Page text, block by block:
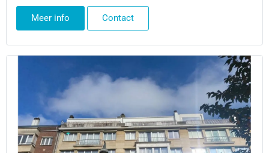
Meer info Contact